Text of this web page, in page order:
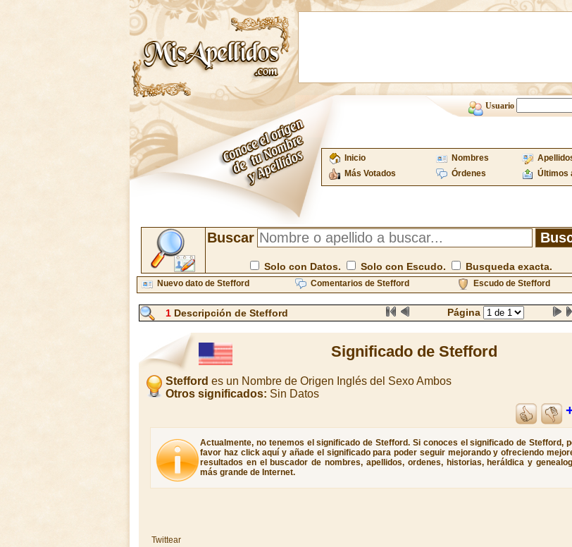
Usuario
Inicio Nombres
Más Votados
Órdenes Últimos
Buscar
Solo con Datos. Solo con Escudo. Busqueda exacta.
Nuevo dato de Stefford Comentarios de Stefford Escudo de Stefford
1Descripción de Stefford Página
Significado de Stefford
Stefford es un Nombre de Origen Inglés del Sexo Ambos
Otros significados: Sin Datos
Actualmente, no tenemos el significado de Stefford. Si conoces el significado de Stefford,
favor haz click aquí y añade el significado para poder seguir mejorando y ofreciendo
resultados en el buscador de nombres, apellidos, ordenes, historias, heráldica y
más grande de Internet.
Twittear